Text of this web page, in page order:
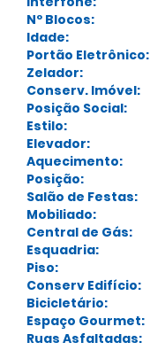
Nº Blocos:
Idade:
Portão Eletrônico:
Zelador:
Conserv. Imóvel:
Posição Social:
Estilo:
Elevador:
Aquecimento:
Posição:
Salão de Festas:
Mobiliado:
Central de Gás:
Esquadria:
Piso:
Conserv Edifício:
Bicicletário:
Espaço Gourmet:
Ruas Asfaltadas: